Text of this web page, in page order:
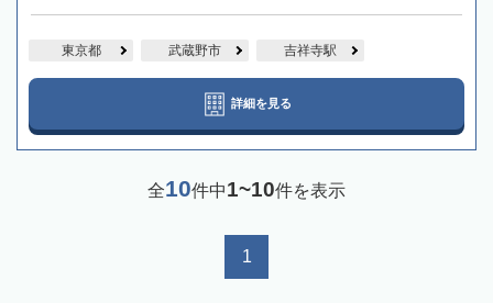
東京都 武蔵野市 吉祥寺駅
詳細を見る
全10件中1~10件を表示
1